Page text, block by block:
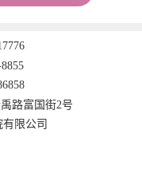
路富国街2号
限公司